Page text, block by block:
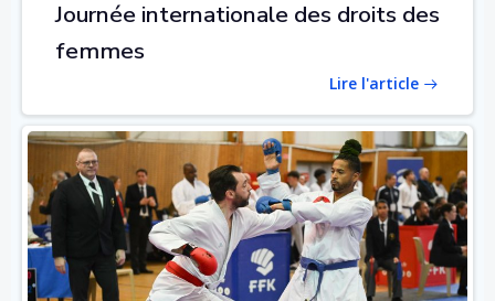
Journée internationale des droits des
femmes
Lire l'article